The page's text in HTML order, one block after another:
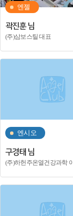
엔젤
곽진훈 님
(주)삼보스틸 대표
엔시오
구경태 님
(주)하